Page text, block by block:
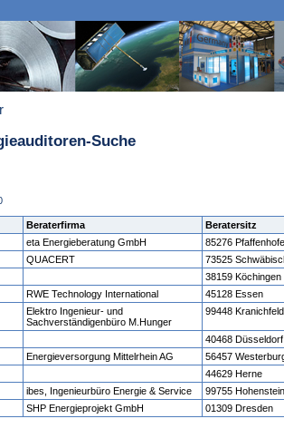
Suche
Beraterfirma Beratersitz
eta Energieberatung GmbH 85276
QUACERT 73525
38159 Köchingen
RWE Technology International 45128 Essen
Elektro Ingenieur- und
Sachverständigenbüro M.Hunger
99448 Kranichfeld
40468 Düsseldorf
Energieversorgung Mittelrhein AG 56457
44629 Herne
ibes, Ingenieurbüro Energie & Service 99755 Hohenstein
SHP Energieprojekt GmbH 01309 Dresden